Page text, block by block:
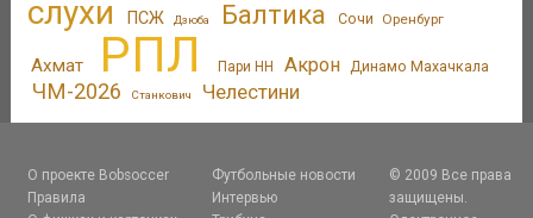
слухи
ПСЖ Дзюба Балтика Сочи Оренбург
Ахмат РПЛ Пари НН Акрон Динамо Махачкала
ЧМ-2026 Станкович Челестини
О проекте Bobsoccer
Правила
Футбольные новости
Интервью
© 2009 Все права
защищены.